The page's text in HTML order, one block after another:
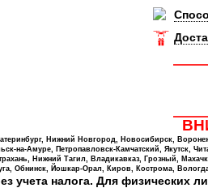
Нижний Новгород, Новосибирск,
на-Амуре, Петропавловск-Камчатский, Якутск,
Нижний Тагил, Владикавказ, Грозный,
Обнинск, Йошкар-Орал, Киров, Кострома,
учета налога. Для физических